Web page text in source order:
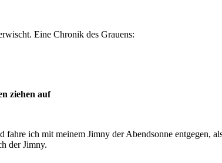
Eine Chronik des Grauens:
ziehen auf
fahre ich mit meinem Jimny der Abendsonne entgegen,
der Jimny.